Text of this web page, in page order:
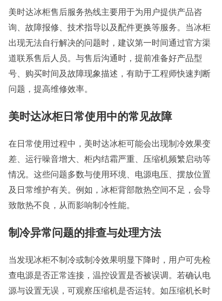
美时达冰柜售后服务热线主要用于为用户提供产品咨
询、故障报修、技术指导以及配件更换等服务。当冰柜
出现无法自行解决的问题时，建议第一时间通过官方渠
道联系售后人员。与售后沟通时，提前准备好产品型
号、购买时间及故障现象描述，有助于工程师快速判断
问题，提高维修效率。
美时达冰柜日常使用中的常见故障
在日常使用过程中，美时达冰柜可能会出现制冷效果变
差、运行噪音增大、柜内结霜严重、压缩机频繁启动等
情况。这些问题多数与使用环境、电源电压、摆放位置
及日常维护有关。例如，冰柜背部散热空间不足，会导
致散热不良，从而影响制冷性能。
制冷异常问题的排查与处理方法
当发现冰柜不制冷或制冷效果明显下降时，用户可先检
查电源是否正常连接，温控设置是否被误调。若确认电
源与设置无误，可观察压缩机是否运转。如压缩机长时